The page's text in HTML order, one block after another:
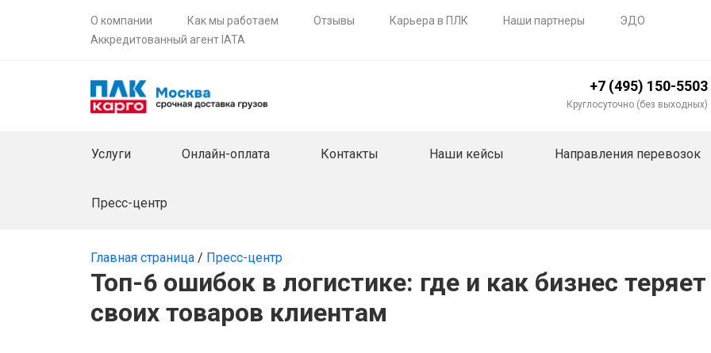
О компании Как мы работаем Отзывы Карьера в ПЛК Наши партнеры
ЭДО
Аккредитованный агент IATA
+7 (495) 150-5503
Круглосуточно (без выходных)
Услуги Онлайн-оплата Контакты Наши кейсы Направления перевозок
Пресс-центр
Главная страница / Пресс-центр
Топ-6 ошибок в логистике: где и как бизнес
своих товаров клиентам